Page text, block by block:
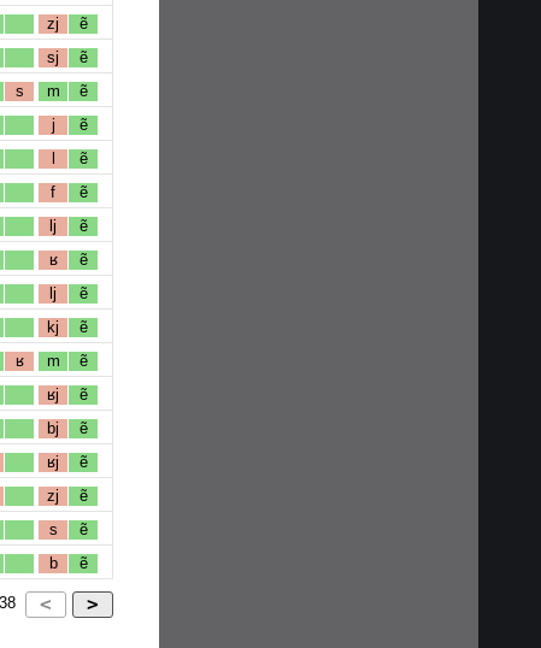
zj ẽ
sj ẽ
s m ẽ
j ẽ
l ẽ
f ẽ
lj ẽ
ʁ ẽ
lj ẽ
kj ẽ
ʁ m ẽ
ʁj ẽ
bj ẽ
ʁj ẽ
zj ẽ
s ẽ
b ẽ